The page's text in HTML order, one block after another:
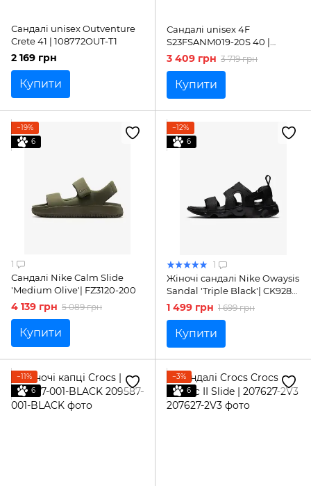
Сандалі unisex Outventure
Crete 41 | 108772OUT-T1
2 169 грн
Купити
Сандалі unisex 4F
S23FSANM019-20S 40 |
4FSS23FSANM019-20S
3 409 грн 3 719 грн
Купити
−19%
6
1
Сандалі Nike Calm Slide
'Medium Olive'| FZ3120-200
4 139 грн 5 089 грн
Купити
−12%
6
1
Жіночі сандалі Nike Owaysis
Sandal 'Triple Black'| CK9283-
001
1 499 грн 1 699 грн
Купити
−11%
6
−3%
6